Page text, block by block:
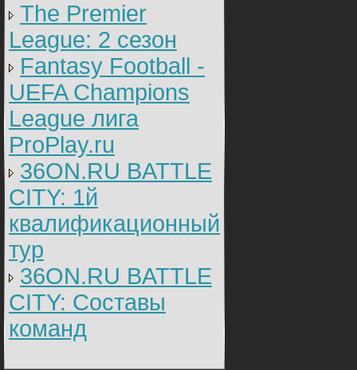
The Premier
League: 2 cезон
Fantasy Football -
UEFA Champions
League лига
ProPlay.ru
36ON.RU BATTLE
CITY: 1й
квалификационный
тур
36ON.RU BATTLE
CITY: Составы
команд